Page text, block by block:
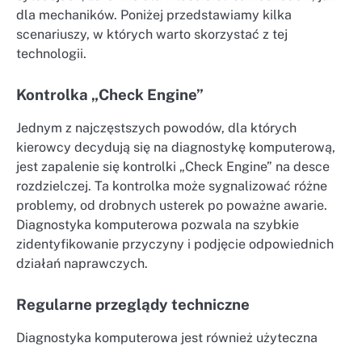
dla mechaników. Poniżej przedstawiamy kilka
scenariuszy, w których warto skorzystać z tej
technologii.
Kontrolka „Check Engine”
Jednym z najczęstszych powodów, dla których
kierowcy decydują się na diagnostykę komputerową,
jest zapalenie się kontrolki „Check Engine” na desce
rozdzielczej. Ta kontrolka może sygnalizować różne
problemy, od drobnych usterek po poważne awarie.
Diagnostyka komputerowa pozwala na szybkie
zidentyfikowanie przyczyny i podjęcie odpowiednich
działań naprawczych.
Regularne przeglądy techniczne
Diagnostyka komputerowa jest również użyteczna